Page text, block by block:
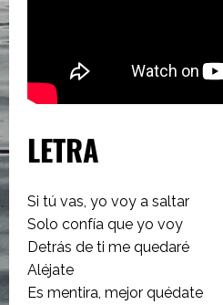
LETRA
Si tú vas, yo voy a saltar
Solo confía que yo voy
Detrás de ti me quedaré
Aléjate
Es mentira, mejor quédate